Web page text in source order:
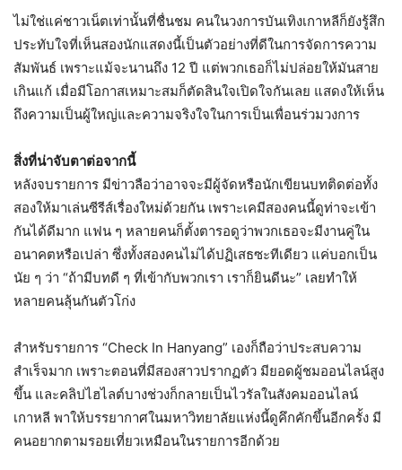
ไม่ใช่แค่ชาวเน็ตเท่านั้นที่ชื่นชม คนในวงการบันเทิงเกาหลีก็ยังรู้สึก
ประทับใจที่เห็นสองนักแสดงนี้เป็นตัวอย่างที่ดีในการจัดการความ
สัมพันธ์ เพราะแม้จะนานถึง 12 ปี แต่พวกเธอก็ไม่ปล่อยให้มันสาย
เกินแก้ เมื่อมีโอกาสเหมาะสมก็ตัดสินใจเปิดใจกันเลย แสดงให้เห็น
ถึงความเป็นผู้ใหญ่และความจริงใจในการเป็นเพื่อนร่วมวงการ
สิ่งที่น่าจับตาต่อจากนี้
หลังจบรายการ มีข่าวลือว่าอาจจะมีผู้จัดหรือนักเขียนบทติดต่อทั้ง
สองให้มาเล่นซีรีส์เรื่องใหม่ด้วยกัน เพราะเคมีสองคนนี้ดูท่าจะเข้า
กันได้ดีมาก แฟน ๆ หลายคนก็ตั้งตารอดูว่าพวกเธอจะมีงานคู่ใน
อนาคตหรือเปล่า ซึ่งทั้งสองคนไม่ได้ปฏิเสธซะทีเดียว แค่บอกเป็น
นัย ๆ ว่า “ถ้ามีบทดี ๆ ที่เข้ากับพวกเรา เราก็ยินดีนะ” เลยทำให้
หลายคนลุ้นกันตัวโก่ง
สำหรับรายการ “Check In Hanyang” เองก็ถือว่าประสบความ
สำเร็จมาก เพราะตอนที่มีสองสาวปรากฏตัว มียอดผู้ชมออนไลน์สูง
ขึ้น และคลิปไฮไลต์บางช่วงก็กลายเป็นไวรัลในสังคมออนไลน์
เกาหลี พาให้บรรยากาศในมหาวิทยาลัยแห่งนี้ดูคึกคักขึ้นอีกครั้ง มี
คนอยากตามรอยเที่ยวเหมือนในรายการอีกด้วย